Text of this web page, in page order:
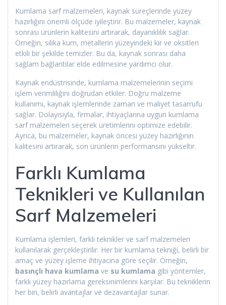
Kumlama sarf malzemeleri, kaynak süreçlerinde yüzey
hazırlığını önemli ölçüde iyileştirir. Bu malzemeler, kaynak
sonrası ürünlerin kalitesini artırarak, dayanıklılık sağlar.
Örneğin, silika kum, metallerin yüzeyindeki kir ve oksitleri
etkili bir şekilde temizler. Bu da, kaynak sonrası daha
sağlam bağlantılar elde edilmesine yardımcı olur.
Kaynak endüstrisinde, kumlama malzemelerinin seçimi
işlem verimliliğini doğrudan etkiler. Doğru malzeme
kullanımı, kaynak işlemlerinde zaman ve maliyet tasarrufu
sağlar. Dolayısıyla, firmalar, ihtiyaçlarına uygun kumlama
sarf malzemeleri seçerek üretimlerini optimize edebilir.
Ayrıca, bu malzemeler, kaynak öncesi yüzey hazırlığının
kalitesini artırarak, son ürünlerin performansını yükseltir.
Farklı Kumlama
Teknikleri ve Kullanılan
Sarf Malzemeleri
Kumlama işlemleri, farklı teknikler ve sarf malzemeleri
kullanılarak gerçekleştirilir. Her bir kumlama tekniği, belirli bir
amaç ve yüzey işleme ihtiyacına göre seçilir. Örneğin,
basınçlı hava kumlama ve su kumlama gibi yöntemler,
farklı yüzey hazırlama gereksinimlerini karşılar. Bu tekniklerin
her biri, belirli avantajlar ve dezavantajlar sunar.